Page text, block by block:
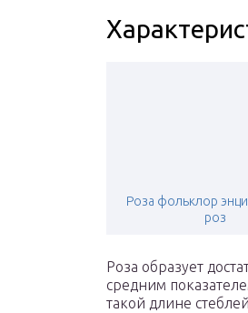
Роза фольклор
роз
Роза образует
средним
такой длине